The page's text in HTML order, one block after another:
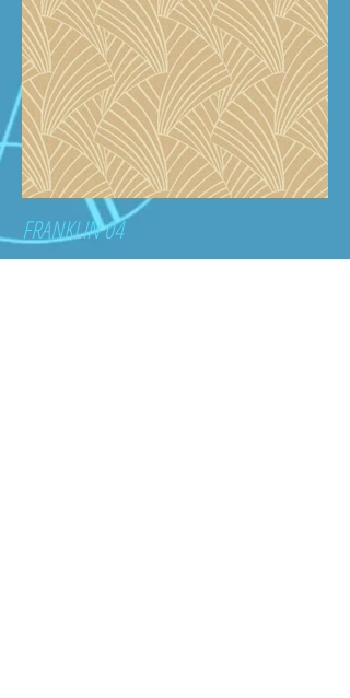
FRANKLIN 04